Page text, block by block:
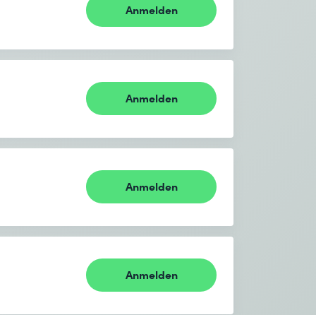
Anmelden
Anmelden
Anmelden
Anmelden